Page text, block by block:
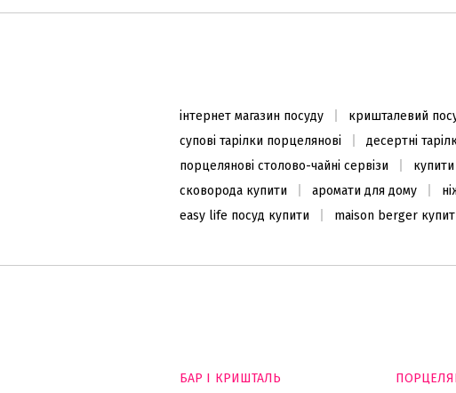
інтернет магазин посуду кришталевий
супові тарілки порцелянові
десертні
порцелянові столово-чайні сервізи
сковорода купити
аромати для дому
easy life посуд купити
maison berger
БАР І КРИШТАЛЬ